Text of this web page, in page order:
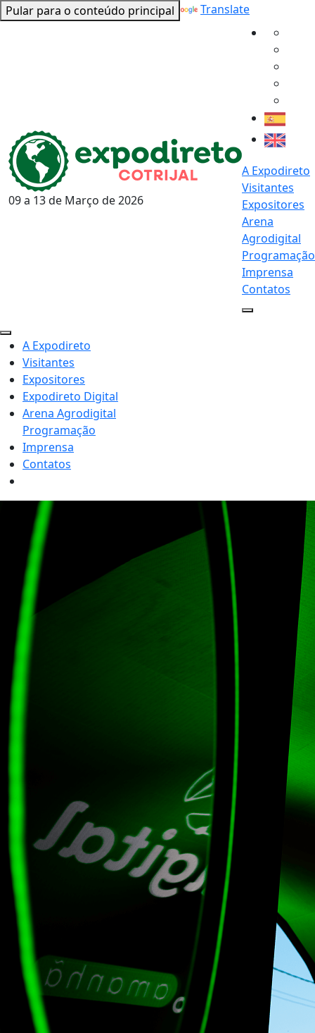
Powered by Translate
Pular para o conteúdo principal
09 a 13 de Março de 2026
A Expodireto
Visitantes
Expositores
Arena
Agrodigital
Programação
Imprensa
Contatos
A Expodireto
Visitantes
Expositores
Expodireto Digital
Arena Agrodigital
Programação
Imprensa
Contatos